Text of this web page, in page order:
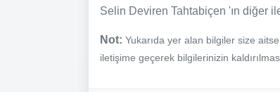
Selin Deviren Tahtabiçen 'ın diğer
Not: Yukarıda yer alan bilgiler size
iletişime geçerek bilgilerinizin